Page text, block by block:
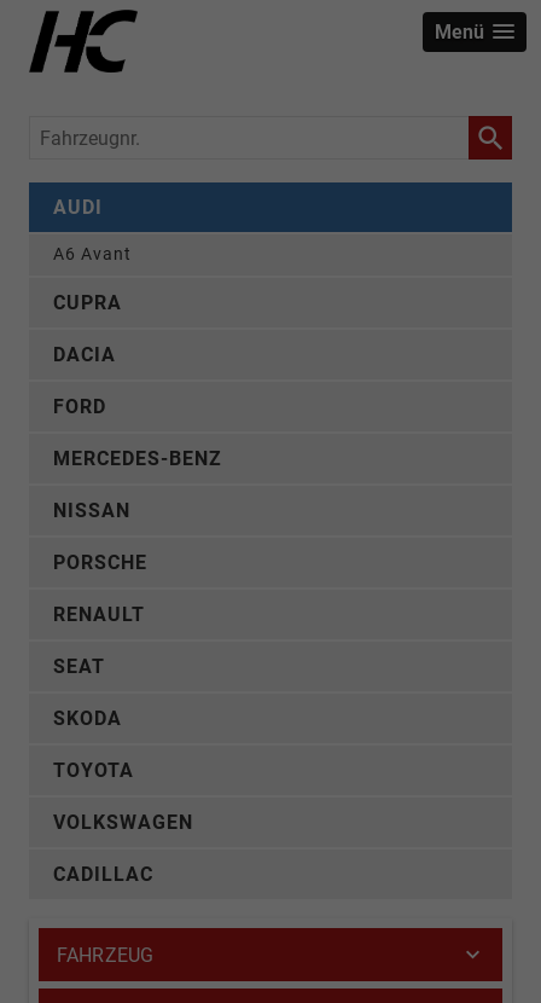
Menü
Fahrzeugnr.
AUDI
A6 Avant
CUPRA
DACIA
FORD
MERCEDES-BENZ
NISSAN
PORSCHE
RENAULT
SEAT
SKODA
TOYOTA
VOLKSWAGEN
CADILLAC
FAHRZEUG